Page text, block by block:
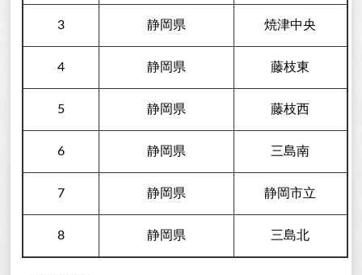
3 静岡県 焼津中央
4 静岡県 藤枝東
5 静岡県 藤枝西
6 静岡県 三島南
7 静岡県 静岡市立
8 静岡県 三島北